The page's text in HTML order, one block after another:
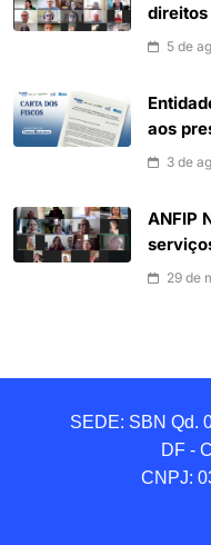
direitos
5 de
aos
3 de
ANFIP
29 de
SEDE: SBN Qd.
DF -
CNPJ: